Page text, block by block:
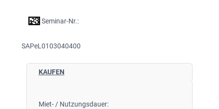
Seminar-Nr.:
SAPeL0103040400
KAUFEN
Miet- / Nutzungsdauer: